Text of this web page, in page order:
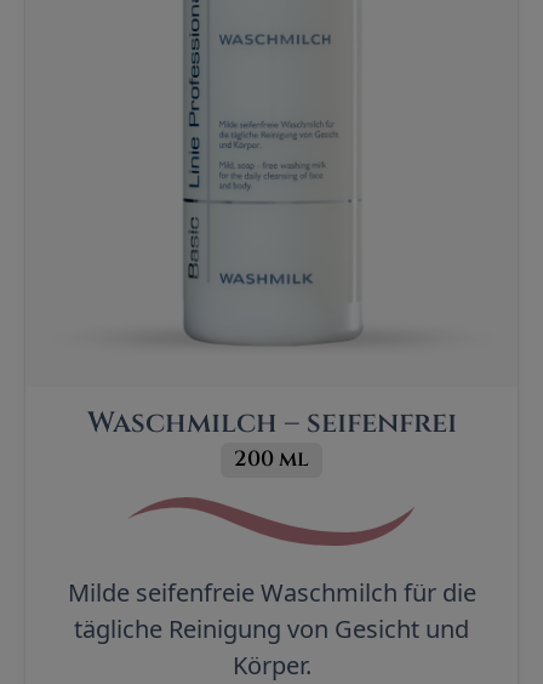
Waschmilch – seifenfrei
200 ml
Milde seifenfreie Waschmilch für die
tägliche Reinigung von Gesicht und
Körper.